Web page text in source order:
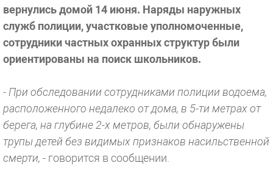
вернулись домой 14 июня. Наряды наружных
служб полиции, участковые уполномоченные,
сотрудники частных охранных структур были
ориентированы на поиск школьников.
- При обследовании сотрудниками полиции водоема,
расположенного недалеко от дома, в 5-ти метрах от
берега, на глубине 2-х метров, были обнаружены
трупы детей без видимых признаков насильственной
смерти, - говорится в сообщении.